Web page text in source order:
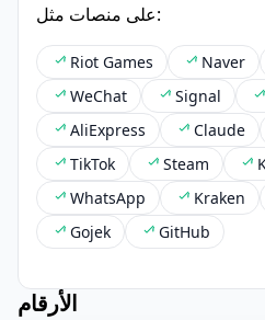
على منصات مثل:
Riot Games Naver
WeChat
Signal
AliExpress
Claude
TikTok
Steam
WhatsApp
Kraken
Gojek
GitHub
الأرقام